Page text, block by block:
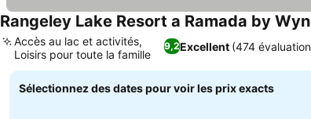
Rangeley Lake Resort a Ramada by
9,2Excellent (474
Accès au lac et activités,
Loisirs pour toute la famille
Sélectionnez des dates pour voir les prix exacts